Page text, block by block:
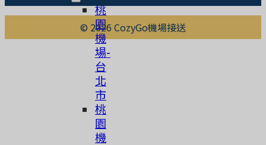
桃
園
機
場-
台
北
市
桃
園
機
© 2026 CozyGo機場接送